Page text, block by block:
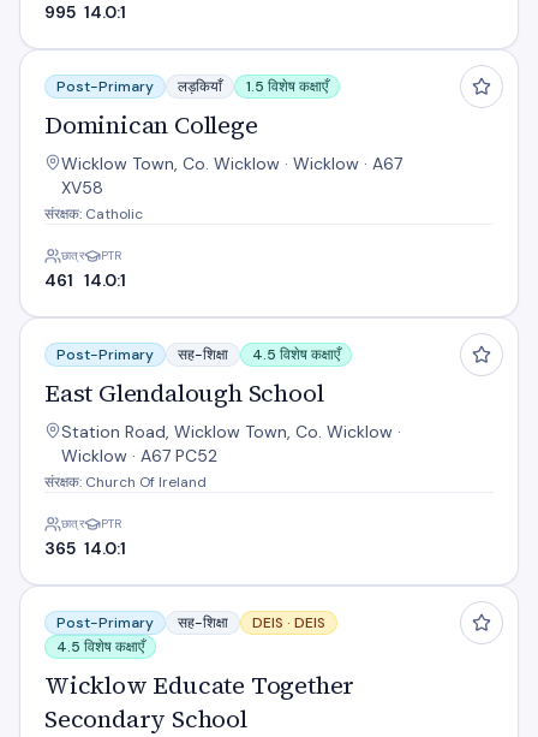
995 14.0:1
Dominican College
Post-Primary लड़कियाँ 1.5 विशेष कक्षाएँ
Dominican College
Wicklow Town, Co. Wicklow · Wicklow · A67
XV58
संरक्षक: Catholic
छात्र
461
PTR
14.0:1
East Glendalough School
Post-Primary सह-शिक्षा 4.5 विशेष कक्षाएँ
East Glendalough School
Station Road, Wicklow Town, Co. Wicklow ·
Wicklow · A67 PC52
संरक्षक: Church Of Ireland
छात्र
365
PTR
14.0:1
Wicklow Educate Together Secondary School
Post-Primary सह-शिक्षा DEIS · DEIS
4.5 विशेष कक्षाएँ
Wicklow Educate Together
Secondary School